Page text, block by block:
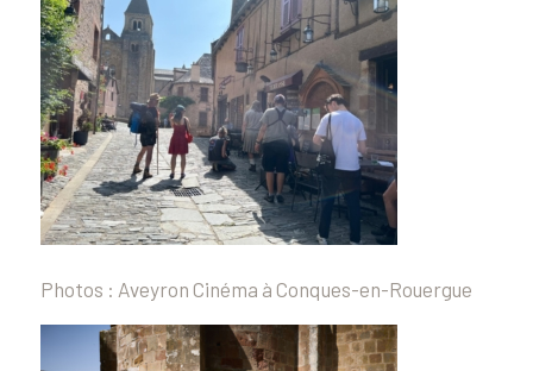
Photos : Aveyron Cinéma à Conques-en-Rouergue